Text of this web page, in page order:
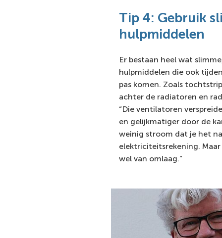
Tip 4: Gebruik
hulpmiddelen
Er bestaan heel wat
hulpmiddelen die ook
pas komen. Zoals
achter de radiatoren en
“Die ventilatoren
en gelijkmatiger door de
weinig stroom dat je het
elektriciteitsrekening.
wel van omlaag.”